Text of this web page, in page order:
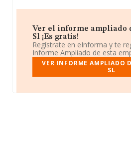
Ver el informe ampliado
Sl ¡Es gratis!
Regístrate en eInforma y te
Informe Ampliado de esta
VER INFORME AMPLIADO
SL